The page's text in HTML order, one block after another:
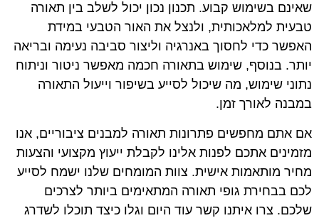
שאינם בשימוש קבוע. תכנון נכון יכול לשלב בין תאורה
טבעית למלאכותית, ולנצל את האור הטבעי במידת
האפשר כדי לחסוך באנרגיה וליצור סביבה נעימה ובריאה
יותר. בנוסף, שימוש בתאורה חכמה מאפשר ניטור וניתוח
נתוני שימוש, מה שיכול לסייע בשיפור וייעול התאורה
במבנה לאורך זמן.
אם אתם מחפשים פתרונות תאורה למבנים ציבוריים, אנו
מזמינים אתכם לפנות אלינו לקבלת ייעוץ מקצועי והצעות
מחיר מותאמות אישית. צוות המומחים שלנו ישמח לסייע
לכם בבחירת גופי תאורה המתאימים ביותר לצרכים
שלכם. צרו איתנו קשר עוד היום וגלו כיצד תוכלו לשדרג